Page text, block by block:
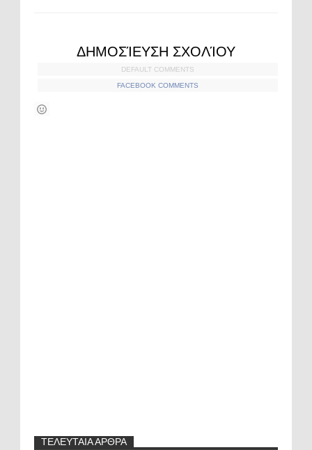
ΔΗΜΟΣΊΕΥΣΗ ΣΧΟΛΊΟΥ
DEFAULT COMMENTS
FACEBOOK COMMENTS
ΤΕΛΕΥΤΑΙΑ ΑΡΘΡΑ